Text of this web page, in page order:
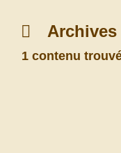
1 contenu